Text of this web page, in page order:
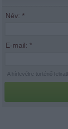
Név: *
E-mail: *
A hírlevélre történő